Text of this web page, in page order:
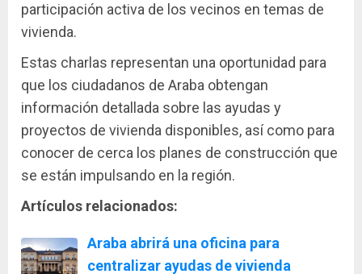
participación activa de los vecinos en temas de
vivienda.
Estas charlas representan una oportunidad para
que los ciudadanos de Araba obtengan
información detallada sobre las ayudas y
proyectos de vivienda disponibles, así como para
conocer de cerca los planes de construcción que
se están impulsando en la región.
Artículos relacionados:
Araba abrirá una oficina para
centralizar ayudas de vivienda